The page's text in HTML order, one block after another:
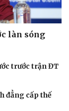
làn sóng
trước trận ĐT
đẳng cấp thế